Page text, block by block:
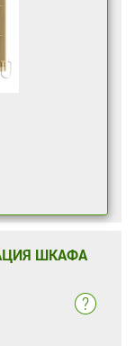
ШКАФА